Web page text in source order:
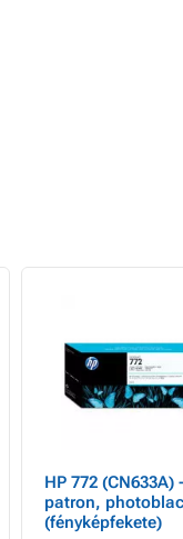
HP 772 (CN633A) -
patron,
(fényképfekete)